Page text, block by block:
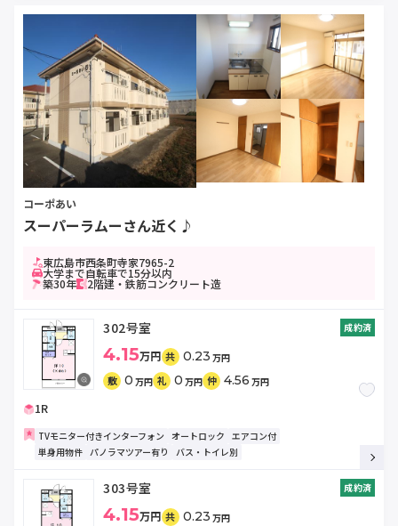
コーポあい
スーパーラムーさん近く♪
東広島市西条町寺家7965-2
大学まで自転車で15分以内
築30年 2階建・鉄筋コンクリート造
302号室 成約済
4.15万円 共 0.23 万円
敷 0 万円 礼 0 万円 仲 4.56 万円
1R
TVモニター付きインターフォン オートロック エアコン付
単身用物件 パノラマツアー有り バス・トイレ別
303号室 成約済
4.15万円 共 0.23 万円